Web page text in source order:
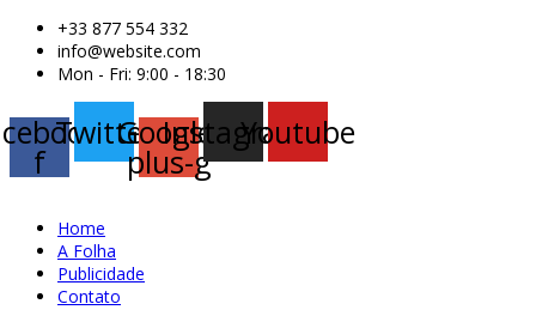
+33 877 554 332
info@website.com
Mon - Fri: 9:00 - 18:30
f
TwitterGoogle-
plus-g
Instagram
Youtube
Home
A Folha
Publicidade
Contato